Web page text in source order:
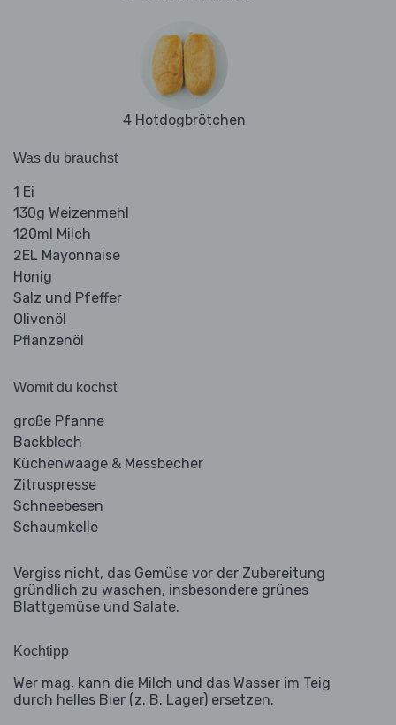
4 Hotdogbrötchen
Was du brauchst
1 Ei
130g Weizenmehl
120ml Milch
2EL Mayonnaise
Honig
Salz und Pfeffer
Olivenöl
Pflanzenöl
Womit du kochst
große Pfanne
Backblech
Küchenwaage & Messbecher
Zitruspresse
Schneebesen
Schaumkelle
Vergiss nicht, das Gemüse vor der Zubereitung
gründlich zu waschen, insbesondere grünes
Blattgemüse und Salate.
Kochtipp
Wer mag, kann die Milch und das Wasser im Teig
durch helles Bier (z. B. Lager) ersetzen.